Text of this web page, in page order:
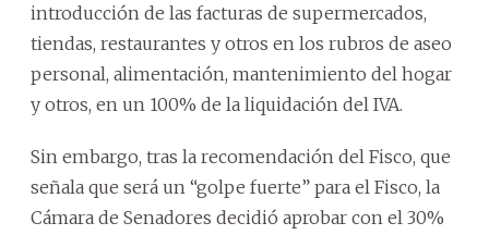
introducción de las facturas de supermercados,
tiendas, restaurantes y otros en los rubros de aseo
personal, alimentación, mantenimiento del hogar
y otros, en un 100% de la liquidación del IVA.
Sin embargo, tras la recomendación del Fisco, que
señala que será un “golpe fuerte” para el Fisco, la
Cámara de Senadores decidió aprobar con el 30%